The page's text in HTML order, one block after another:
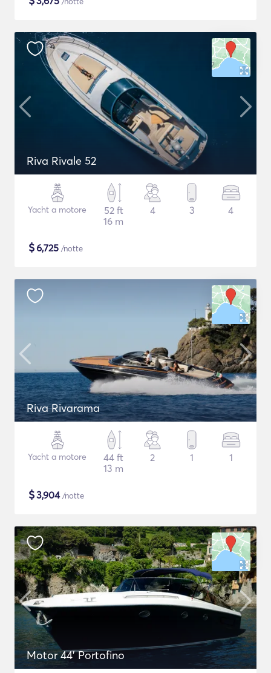
Riva Rivale 52
Yacht a motore
52 ft
16 m
4 3 4
$6,725 /notte
Riva Rivarama
Yacht a motore
44 ft
13 m
2 1 1
$3,904/notte
Motor 44' Portofino